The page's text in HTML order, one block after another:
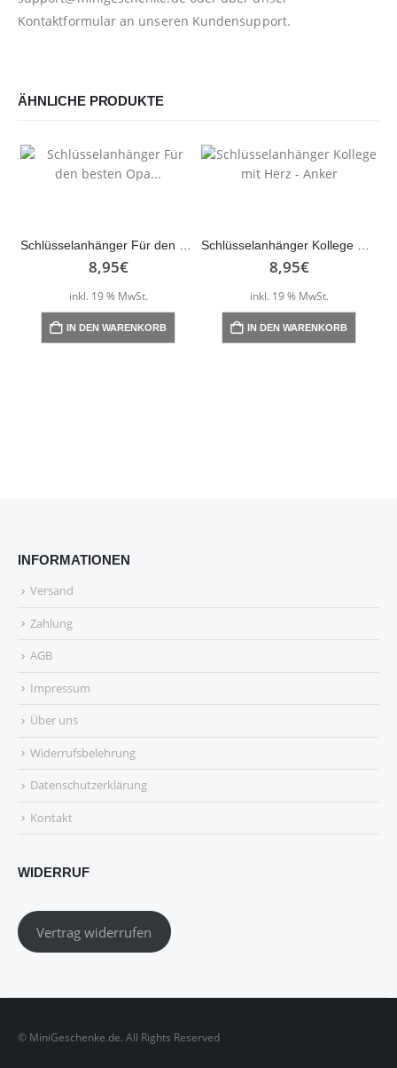
Kontaktformular an unseren Kundensupport.
ÄHNLICHE PRODUKTE
8,95€
inkl. 19 % MwSt.
IN DEN WARENKORB
8,95€
inkl. 19 % MwSt.
IN DEN WARENKORB
INFORMATIONEN
Versand
Zahlung
AGB
Impressum
Über uns
Widerrufsbelehrung
Datenschutzerklärung
Kontakt
WIDERRUF
Vertrag widerrufen
© MiniGeschenke.de. All Rights Reserved